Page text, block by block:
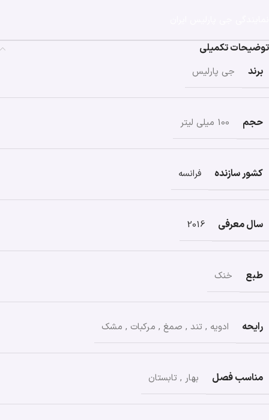
توضیحات تکمیلی
برند
جی پارلیس
حجم 100 میلی لیتر
کشور سازنده فرانسه
سال معرفی 2016
طبع خنک
رایحه ادویه , تند , صمغ , مرکبات , مشک
مناسب فصل بهار , تابستان